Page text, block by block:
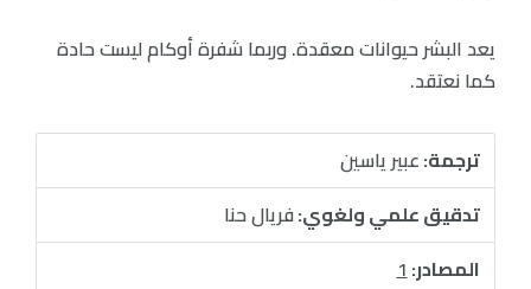
يعد البشر حيوانات معقدة. وربما شفرة أوكام ليست حادة
كما نعتقد.
ترجمة:عبير ياسين
تدقيق علمي ولغوي:فريال حنا
المصادر:1